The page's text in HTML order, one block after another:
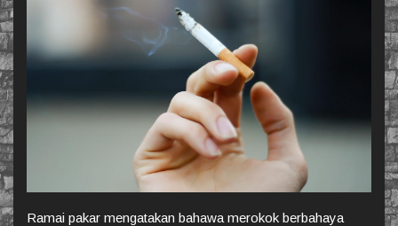
Ramai pakar mengatakan bahawa merokok berbahaya